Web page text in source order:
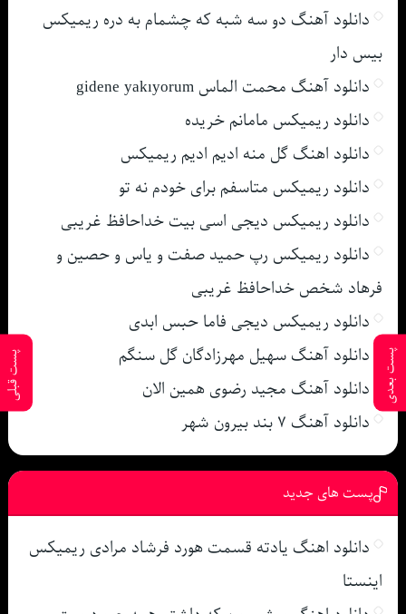
پست بعدی پست قبلی
دانلود آهنگ دو سه شبه که چشمام به دره ریمیکس
بیس دار
دانلود آهنگ محمت الماس gidene yakıyorum
دانلود ریمیکس مامانم خریده
دانلود اهنگ گل منه ادیم ادیم ریمیکس
دانلود ریمیکس متاسفم برای خودم نه تو
دانلود ریمیکس دیجی اسی بیت خداحافظ غریبی
دانلود ریمیکس رپ حمید صفت و یاس و حصین و
فرهاد شخص خداحافظ غریبی
دانلود ریمیکس دیجی فاما حبس ابدی
دانلود آهنگ سهیل مهرزادگان گل سنگم
دانلود آهنگ مجید رضوی همین الان
دانلود آهنگ ۷ بند بیرون شهر
پست های جدید
دانلود اهنگ یادته قسمت هورد فرشاد مرادی ریمیکس
اینستا